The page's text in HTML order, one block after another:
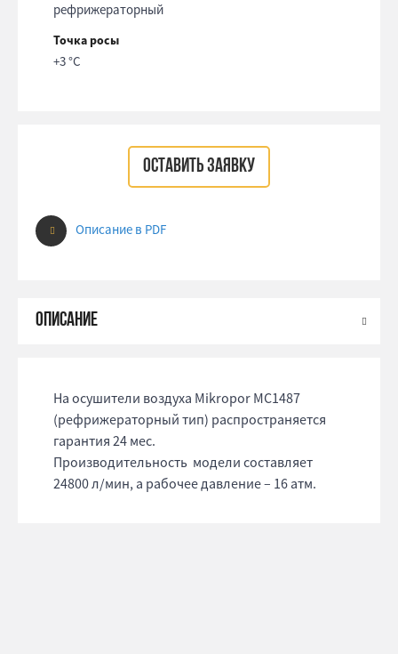
рефрижераторный
Точка росы
+3 °С
ОСТАВИТЬ ЗАЯВКУ
Описание в PDF
На осушители воздуха Mikropor MC1487
(рефрижераторный тип) распространяется
гарантия 24 мес.
Производительность модели составляет
24800 л/мин, а рабочее давление – 16 атм.